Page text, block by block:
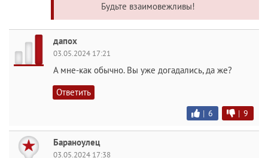
Будьте взаимовежливы!
дапох
03.05.2024 17:21
А мне-как обычно. Вы уже догадались, да же?
Ответить
| 6 | 9
Бараноулец
03.05.2024 17:38